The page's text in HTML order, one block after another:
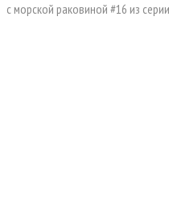
с морской раковиной #16 из